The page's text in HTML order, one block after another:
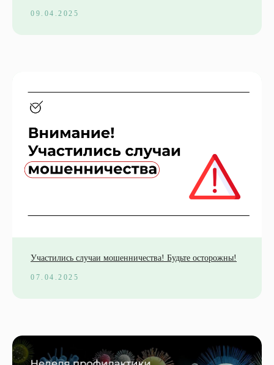
09.04.2025
Участились случаи мошенничества! Будьте осторожны!
07.04.2025